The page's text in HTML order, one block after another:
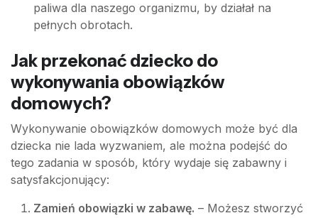
paliwa dla naszego organizmu, by działał na
pełnych obrotach.
Jak przekonać dziecko do
wykonywania obowiązków
domowych?
Wykonywanie obowiązków domowych może być dla
dziecka nie lada wyzwaniem, ale można podejść do
tego zadania w sposób, który wydaje się zabawny i
satysfakcjonujący:
Zamień obowiązki w zabawę. – Możesz stworzyć